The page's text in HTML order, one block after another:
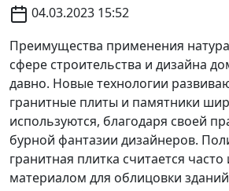
04.03.2023 15:52
Преимущества применения
сфере строительства и дизайна
давно. Новые технологии
гранитные плиты и памятники
используются, благодаря своей
бурной фантазии дизайнеров.
гранитная плитка считается
материалом для облицовки